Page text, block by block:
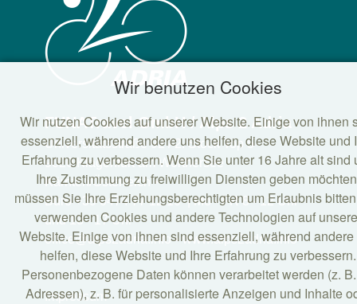
FUNATravel GmbH / Alps 2 Adria
Universitätsstraße 92 / 2. Stock Top 5
9020 Klagenfurt am Wörthersee
Kärnten/Österreich •
Büro +39 0474 77 12 10 | Mo - FR 8 - 12 Uhr
und 13 - 17 Uhr
office@alps2adria.info • www.alps2adria.info
Impressum
Wir benutzen Cookies
Wir nutzen Cookies auf unserer Website. Einige von ihnen
essenziell, während andere uns helfen, diese Website und
Erfahrung zu verbessern. Wenn Sie unter 16 Jahre alt sind
Ihre Zustimmung zu freiwilligen Diensten geben
müssen Sie Ihre Erziehungsberechtigten um Erlaubnis
verwenden Cookies und andere Technologien auf
Website. Einige von ihnen sind essenziell, während andere
helfen, diese Website und Ihre Erfahrung zu verbessern.
Personenbezogene Daten können verarbeitet werden (z.
Adressen), z. B. für personalisierte Anzeigen und Inhalte